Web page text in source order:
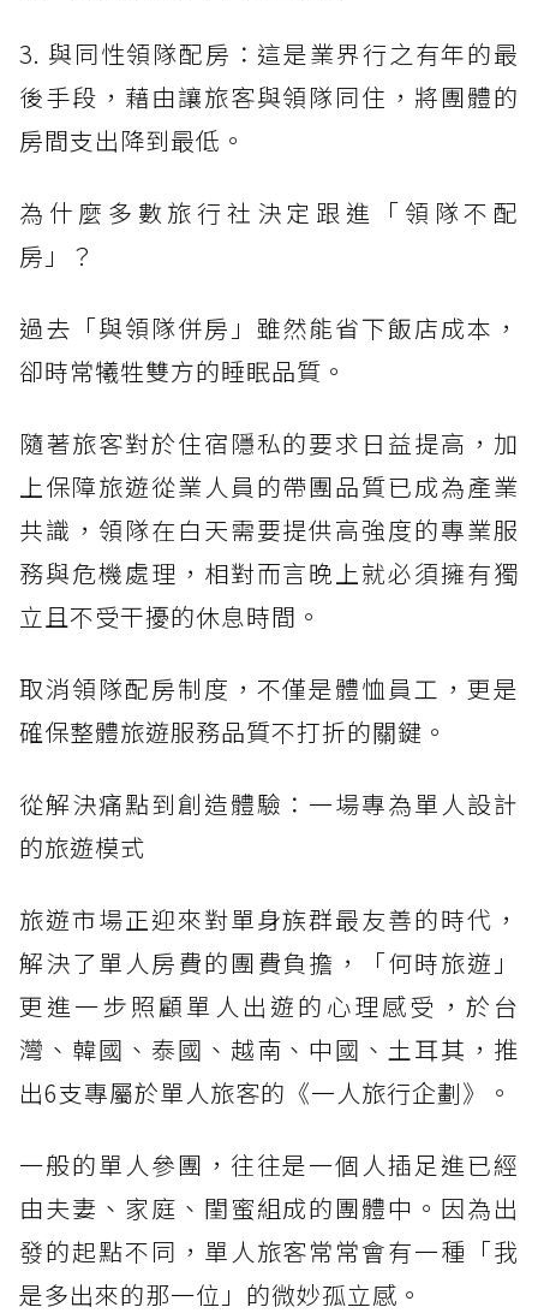
3. 與同性領隊配房：這是業界行之有年的最
後手段，藉由讓旅客與領隊同住，將團體的
房間支出降到最低。
為什麼多數旅行社決定跟進「領隊不配
房」？
過去「與領隊併房」雖然能省下飯店成本，
卻時常犧牲雙方的睡眠品質。
隨著旅客對於住宿隱私的要求日益提高，加
上保障旅遊從業人員的帶團品質已成為產業
共識，領隊在白天需要提供高強度的專業服
務與危機處理，相對而言晚上就必須擁有獨
立且不受干擾的休息時間。
取消領隊配房制度，不僅是體恤員工，更是
確保整體旅遊服務品質不打折的關鍵。
從解決痛點到創造體驗：一場專為單人設計
的旅遊模式
旅遊市場正迎來對單身族群最友善的時代，
解決了單人房費的團費負擔，「何時旅遊」
更進一步照顧單人出遊的心理感受，於台
灣、韓國、泰國、越南、中國、土耳其，推
出6支專屬於單人旅客的《一人旅行企劃》。
一般的單人參團，往往是一個人插足進已經
由夫妻、家庭、閨蜜組成的團體中。因為出
發的起點不同，單人旅客常常會有一種「我
是多出來的那一位」的微妙孤立感。